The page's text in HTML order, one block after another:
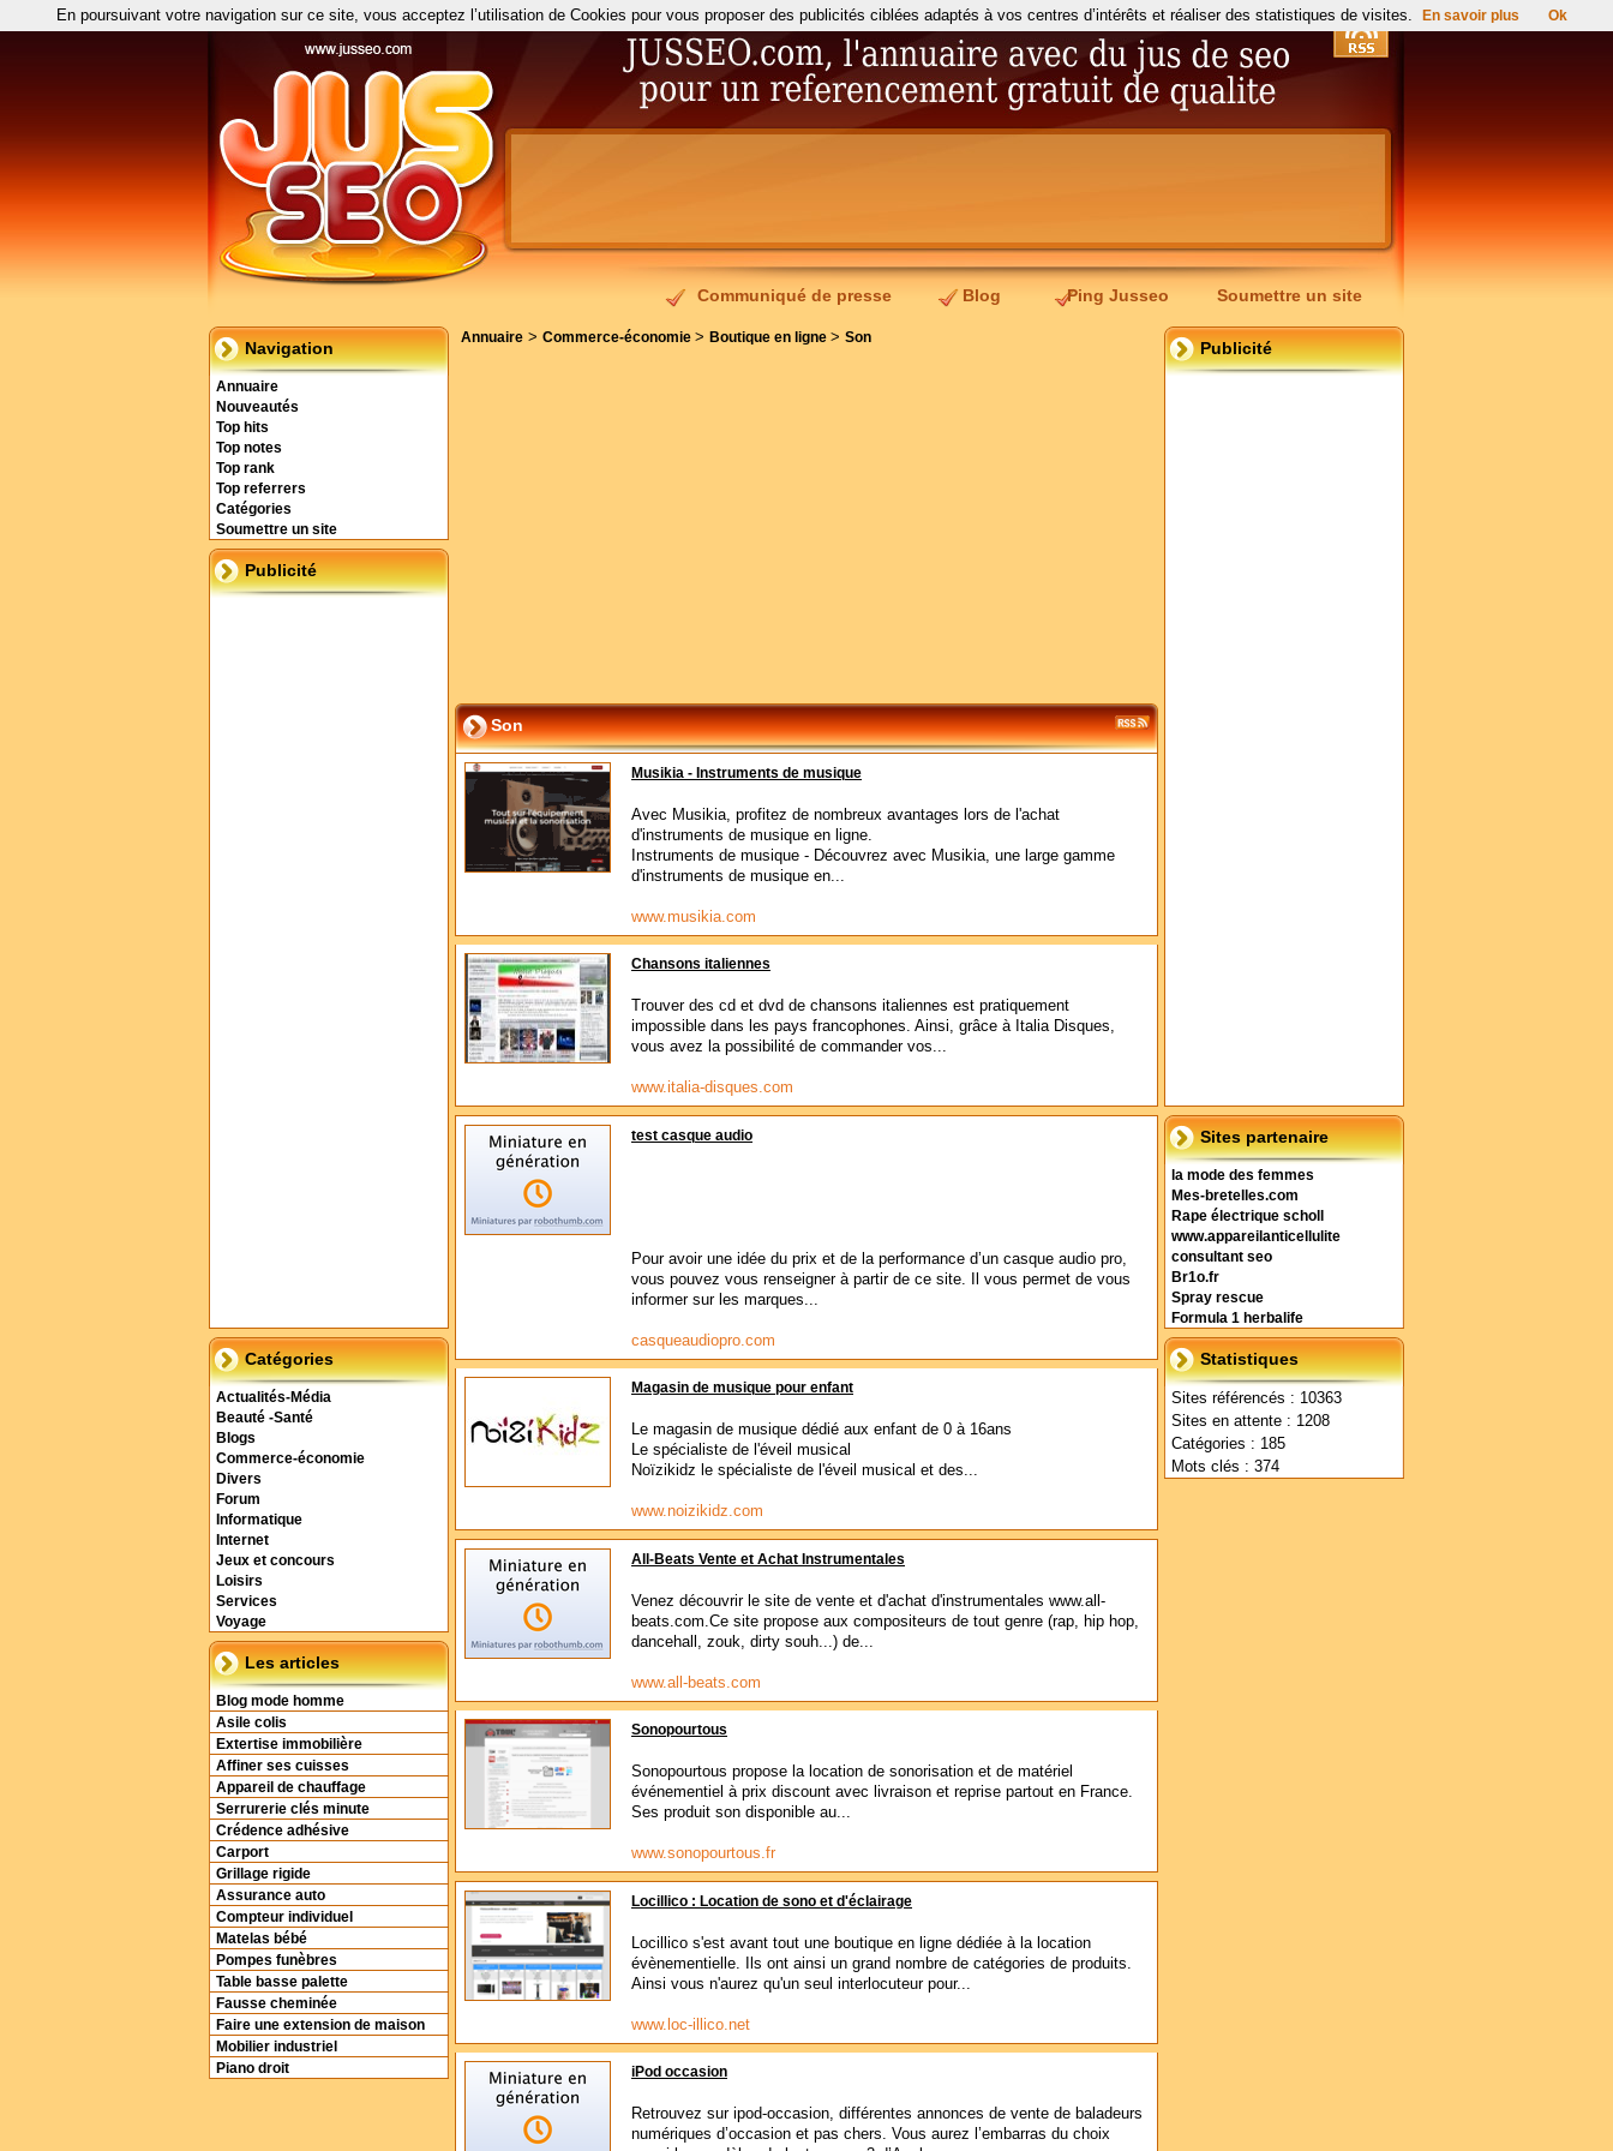
Communiqué de presse Blog Ping Jusseo Soumettre un site
Navigation
Annuaire
Nouveautés
Top hits
Top notes
Top rank
Top referrers
Catégories
Soumettre un site
Publicité
Catégories
Actualités-Média
Beauté -Santé
Blogs
Commerce-économie
Divers
Forum
Informatique
Internet
Jeux et concours
Loisirs
Services
Voyage
Les articles
Blog mode homme
Asile colis
Extertise immobilière
Affiner ses cuisses
Appareil de chauffage
Serrurerie clés minute
Crédence adhésive
Carport
Grillage rigide
Assurance auto
Compteur individuel
Matelas bébé
Pompes funèbres
Table basse palette
Fausse cheminée
Faire une extension de maison
Mobilier industriel
Piano droit
Publicité
Sites partenaire
la mode des femmes
Mes-bretelles.com
Rape électrique scholl
www.appareilanticellulite
consultant seo
Br1o.fr
Spray rescue
Formula 1 herbalife
Statistiques
Sites référencés : 10363
Sites en attente : 1208
Catégories : 185
Mots clés : 374
Annuaire > Commerce-économie > Boutique en ligne > Son
Son
Musikia - Instruments de musique
Avec Musikia, profitez de nombreux avantages lors de l'achat
d'instruments de musique en ligne.
Instruments de musique - Découvrez avec Musikia, une large gamme
d'instruments de musique en...
www.musikia.com
Chansons italiennes
Trouver des cd et dvd de chansons italiennes est pratiquement
impossible dans les pays francophones. Ainsi, grâce à Italia Disques,
vous avez la possibilité de commander vos...
www.italia-disques.com
test casque audio
Pour avoir une idée du prix et de la performance d’un casque audio pro,
vous pouvez vous renseigner à partir de ce site. Il vous permet de vous
informer sur les marques...
casqueaudiopro.com
Magasin de musique pour enfant
Le magasin de musique dédié aux enfant de 0 à 16ans
Le spécialiste de l'éveil musical
Noïzikidz le spécialiste de l'éveil musical et des...
www.noizikidz.com
All-Beats Vente et Achat Instrumentales
Venez découvrir le site de vente et d'achat d'instrumentales www.all-
beats.com.Ce site propose aux compositeurs de tout genre (rap, hip hop,
dancehall, zouk, dirty souh...) de...
www.all-beats.com
Sonopourtous
Sonopourtous propose la location de sonorisation et de matériel
événementiel à prix discount avec livraison et reprise partout en France.
Ses produit son disponible au...
www.sonopourtous.fr
Locillico : Location de sono et d'éclairage
Locillico s'est avant tout une boutique en ligne dédiée à la location
évènementielle. Ils ont ainsi un grand nombre de catégories de produits.
Ainsi vous n'aurez qu'un seul interlocuteur pour...
www.loc-illico.net
iPod occasion
Retrouvez sur ipod-occasion, différentes annonces de vente de baladeurs
numériques d’occasion et pas chers. Vous aurez l’embarras du choix
En poursuivant votre navigation sur ce site, vous acceptez l’utilisation de Cookies pour vous proposer des publicités ciblées adaptés à vos centres d’intérêts et réaliser des statistiques de visites. En savoir plus Ok